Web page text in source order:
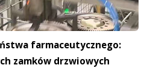
farmaceutycznego:
zamków drzwiowych